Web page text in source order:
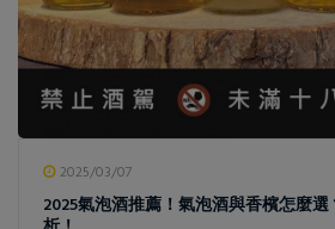
2025/03/07
2025氣泡酒推薦！氣泡酒與香檳怎麼